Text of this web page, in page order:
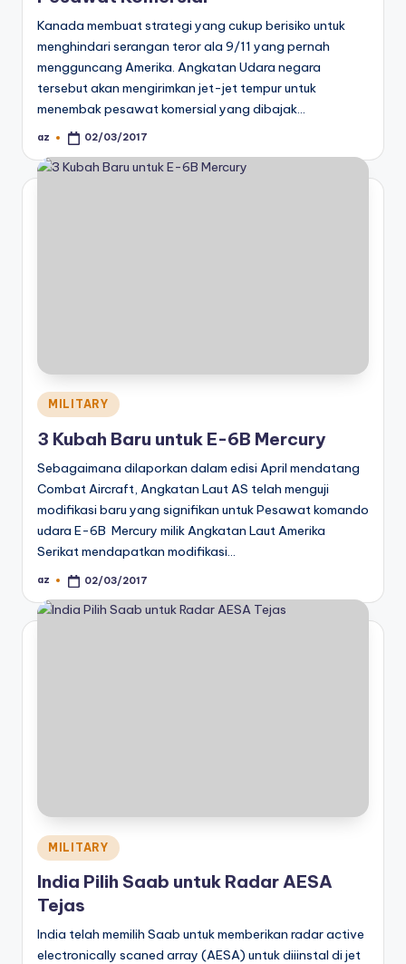
Kanada membuat strategi yang cukup berisiko untuk
menghindari serangan teror ala 9/11 yang pernah
mengguncang Amerika. Angkatan Udara negara
tersebut akan mengirimkan jet-jet tempur untuk
menembak pesawat komersial yang dibajak…
Posted
az 02/03/2017
Posted
in
MILITARY
3 Kubah Baru untuk E-6B Mercury
Sebagaimana dilaporkan dalam edisi April mendatang
Combat Aircraft, Angkatan Laut AS telah menguji
modifikasi baru yang signifikan untuk Pesawat komando
udara E-6B Mercury milik Angkatan Laut Amerika
Serikat mendapatkan modifikasi…
Posted
az 02/03/2017
Posted
in
MILITARY
India Pilih Saab untuk Radar AESA
Tejas
India telah memilih Saab untuk memberikan radar active
electronically scaned array (AESA) untuk diiinstal di jet